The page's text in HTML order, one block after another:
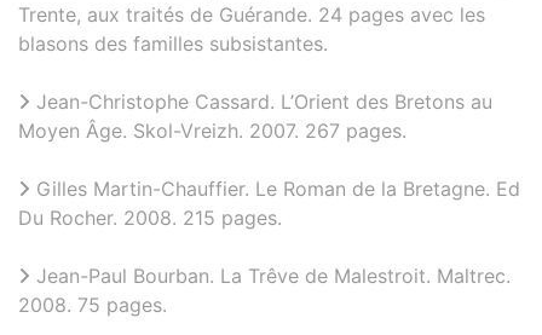
Trente, aux traités de Guérande. 24 pages avec les
blasons des familles subsistantes.
Jean-Christophe Cassard. L’Orient des Bretons au
Moyen Âge. Skol-Vreizh. 2007. 267 pages.
Gilles Martin-Chauffier. Le Roman de la Bretagne. Ed
Du Rocher. 2008. 215 pages.
Jean-Paul Bourban. La Trêve de Malestroit. Maltrec.
2008. 75 pages.